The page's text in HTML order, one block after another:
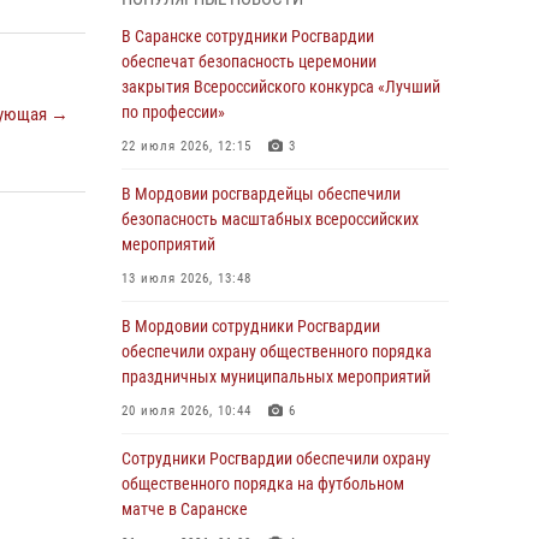
→
Росгвардейцы выполнили в полном объёме
задачи по охране общественного порядка в
период важного для Мордовии праздника
06 августа 2026, 08:48 5
В Мордовии руководство и личный состав
посвящённых 25-летию канонизации Фёдора
Ушакова
06 августа 2026, 08:14
задержали дебошира, повредившего
имущество в кафе
06 августа 2026, 07:03
правоохранители отреагировали
незамедлительно
05 августа 2026, 15:04
В Саранске сотрудники Росгвардии
обеспечат безопасность церемонии
закрытия Всероссийского конкурса «Лучший
по профессии»
22 июля 2026, 12:15 3
В Мордовии росгвардейцы обеспечили
безопасность масштабных всероссийских
мероприятий
13 июля 2026, 13:48
В Мордовии сотрудники Росгвардии
обеспечили охрану общественного порядка
праздничных муниципальных мероприятий
20 июля 2026, 10:44 6
Сотрудники Росгвардии обеспечили охрану
общественного порядка на футбольном
матче в Саранске